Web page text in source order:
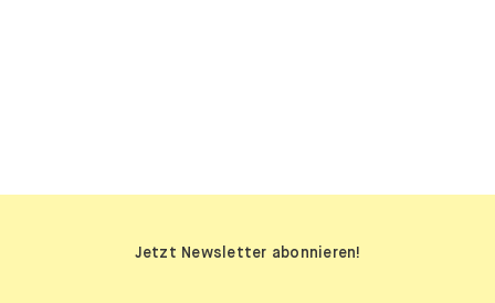
Jetzt Newsletter abonnieren!